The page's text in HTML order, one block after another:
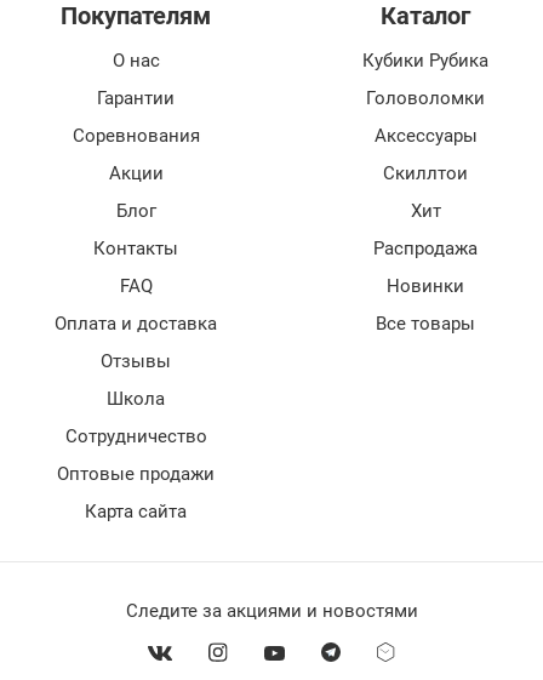
Покупателям
О нас
Гарантии
Соревнования
Акции
Блог
Контакты
FAQ
Оплата и доставка
Отзывы
Школа
Сотрудничество
Оптовые продажи
Карта сайта
Каталог
Кубики Рубика
Головоломки
Аксессуары
Скиллтои
Хит
Распродажа
Новинки
Все товары
Следите за акциями и новостями